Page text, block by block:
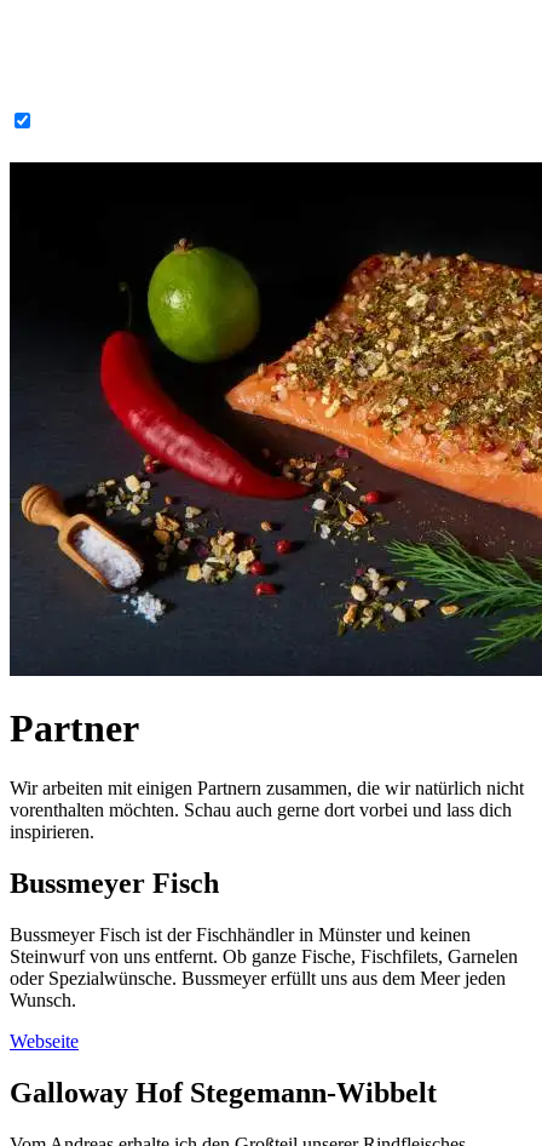
Partner
Wir arbeiten mit einigen Partnern zusammen, die wir natürlich nicht
vorenthalten möchten. Schau auch gerne dort vorbei und lass dich
inspirieren.
Bussmeyer Fisch
Bussmeyer Fisch ist der Fischhändler in Münster und keinen
Steinwurf von uns entfernt. Ob ganze Fische, Fischfilets, Garnelen
oder Spezialwünsche. Bussmeyer erfüllt uns aus dem Meer jeden
Wunsch.
Webseite
Galloway Hof Stegemann-Wibbelt